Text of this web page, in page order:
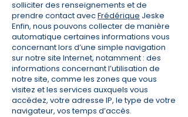
solliciter des renseignements et de
prendre contact avecFrédérique Jeske
Enfin, nous pouvons collecter de manière
automatique certaines informations vous
concernant lors d’une simple navigation
sur notre site Internet, notamment : des
informations concernant l’utilisation de
notre site, comme les zones que vous
visitez et les services auxquels vous
accédez, votre adresse IP, le type de votre
navigateur, vos temps d’accès.